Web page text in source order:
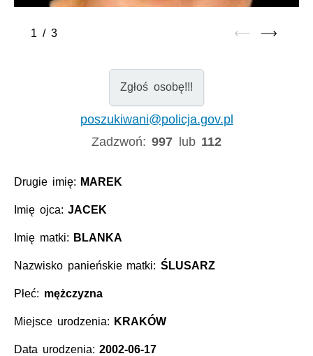
1 / 3
Zgłoś osobę!!!
poszukiwani@policja.gov.pl
Zadzwoń:997 lub 112
Drugie imię: MAREK
Imię ojca:JACEK
Imię matki: BLANKA
Nazwisko panieńskie matki: ŚLUSARZ
Płeć: mężczyzna
Miejsce urodzenia: KRAKÓW
Data urodzenia:2002-06-17